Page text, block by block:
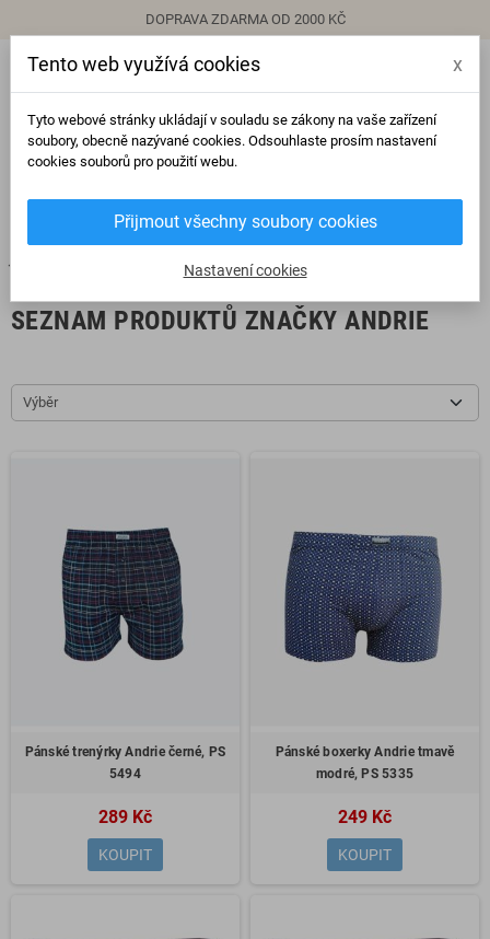
DOPRAVA ZDARMA OD 2000 KČ
view_headline
Přihlásit se
SEZNAM PRODUKTŮ ZNAČKY ANDRIE
Výběr
Pánské trenýrky Andrie černé, PS
5494
289 Kč
KOUPIT
Pánské boxerky Andrie tmavě
modré, PS 5335
249 Kč
KOUPIT
Tento web využívá cookies x
Tyto webové stránky ukládají v souladu se zákony na vaše zařízení
soubory, obecně nazývané cookies. Odsouhlaste prosím nastavení
cookies souborů pro použití webu.
Přijmout všechny soubory cookies
Nastavení cookies